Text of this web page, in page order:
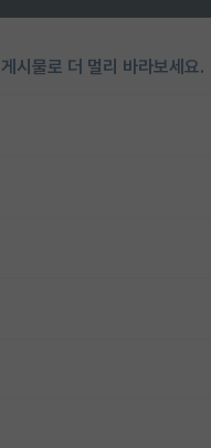
시물로 더 멀리 바라보세요.